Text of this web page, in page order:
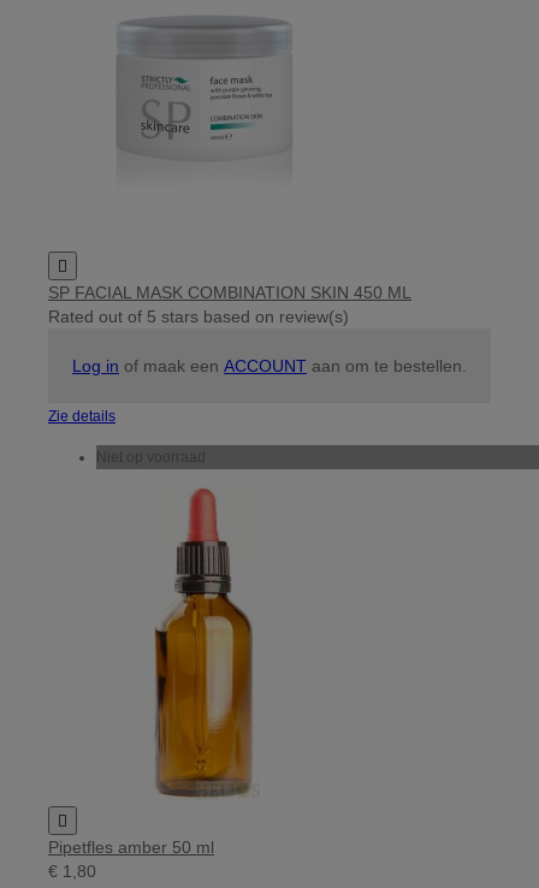

SP FACIAL MASK COMBINATION SKIN 450 ML
Rated out of 5 stars based on review(s)
Log in of maak een ACCOUNT aan om te bestellen.
Zie details
Niet op voorraad

Pipetfles amber 50 ml
€ 1,80